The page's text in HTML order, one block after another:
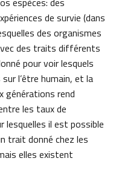
de survie (dans
des organismes
des traits différents
pour voir lesquels
l’être humain, et la
générations rend
les taux de
lesquelles il est possible
trait donné chez les
elles existent